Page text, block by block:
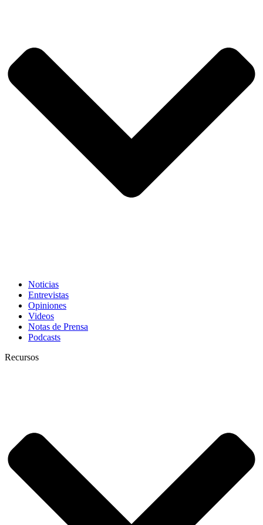
Noticias
Entrevistas
Opiniones
Videos
Notas de Prensa
Podcasts
Recursos